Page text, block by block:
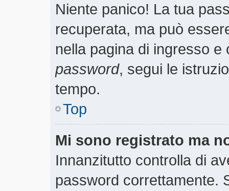
Niente panico! La tua
recuperata, ma può
nella pagina di ingresso
password, segui le
tempo.
Top
Mi sono registrato ma
Innanzitutto controlla di
password correttamente.